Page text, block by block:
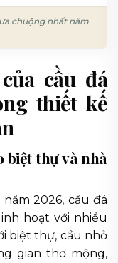
chuộng nhất năm
cầu đá
thiết kế
biệt thự và nhà
2026, cầu đá
hoạt với nhiều
biệt thự, cầu nhỏ
gian thơ mộng,